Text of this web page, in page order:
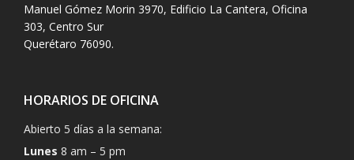
Manuel Gómez Morin 3970, Edificio La Cantera, Oficina
303, Centro Sur
Querétaro 76090.
HORARIOS DE OFICINA
Abierto 5 días a la semana:
Lunes 8 am – 5 pm